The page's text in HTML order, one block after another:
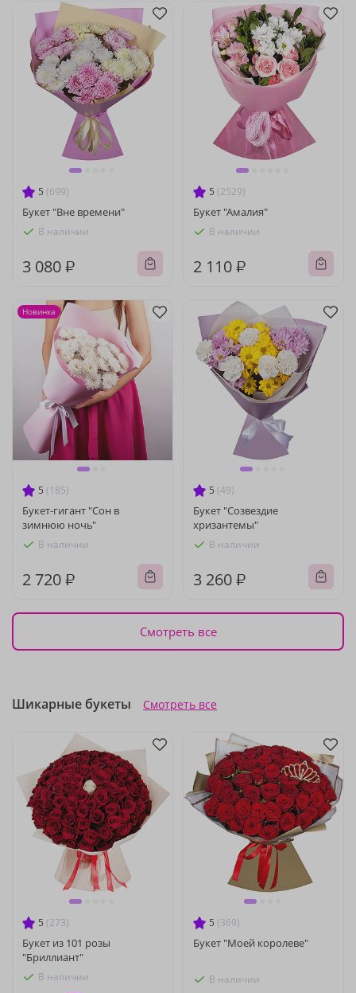
5 (699)
Букет "Вне времени"
В наличии
3 080 ₽
5 (2529)
Букет "Амалия"
В наличии
2 110 ₽
5 (185)
Букет-гигант "Сон в
зимнюю ночь"
В наличии
2 720 ₽
Новинка
5 (49)
Букет "Созвездие
хризантемы"
В наличии
3 260 ₽
Смотреть все
Шикарные букеты Смотреть все
5 (273)
Букет из 101 розы
"Бриллиант"
В наличии
5 (369)
Букет "Моей королеве"
В наличии